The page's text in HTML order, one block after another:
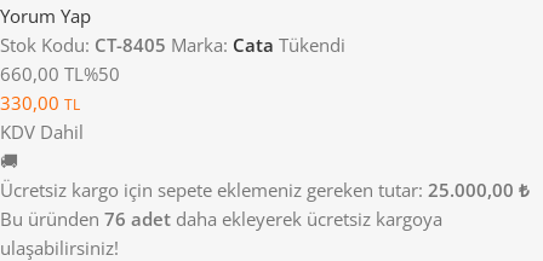
Yorum Yap
Stok Kodu: CT-8405 Marka: Cata Tükendi
660,00 TL%50
330,00 TL
KDV Dahil
🚚
Ücretsiz kargo için sepete eklemeniz gereken tutar: 25.000,00 ₺
Bu üründen 76 adet daha ekleyerek ücretsiz kargoya
ulaşabilirsiniz!